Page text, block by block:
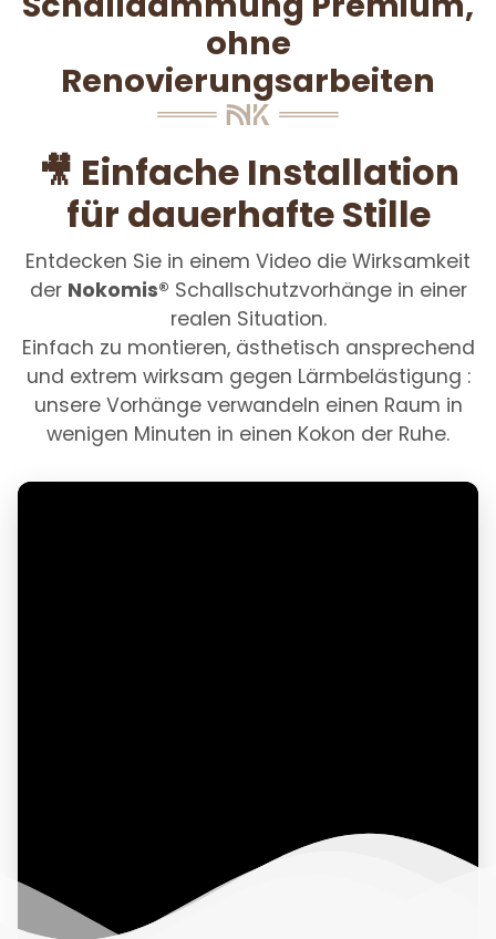
ohne
Renovierungsarbeiten
🎥 Einfache Installation
für dauerhafte Stille
Entdecken Sie in einem Video die Wirksamkeit
der Nokomis® Schallschutzvorhänge in einer
realen Situation.
Einfach zu montieren, ästhetisch ansprechend
und extrem wirksam gegen Lärmbelästigung :
unsere Vorhänge verwandeln einen Raum in
wenigen Minuten in einen Kokon der Ruhe.